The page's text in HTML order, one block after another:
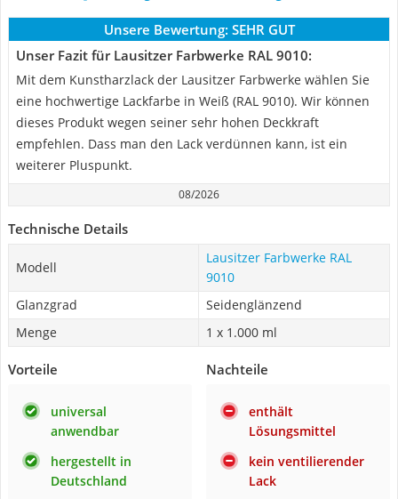
Unsere Bewertung: SEHR GUT
Unser Fazit für Lausitzer Farbwerke RAL 9010:
Mit dem Kunstharzlack der Lausitzer Farbwerke wählen Sie
eine hochwertige Lackfarbe in Weiß (RAL 9010). Wir können
dieses Produkt wegen seiner sehr hohen Deckkraft
empfehlen. Dass man den Lack verdünnen kann, ist ein
weiterer Pluspunkt.
08/2026
Technische Details
Modell
Lausitzer Farbwerke RAL
9010
Glanzgrad
Seidenglänzend
Menge
1 x 1.000 ml
Vorteile
universal
anwendbar
hergestellt in
Deutschland
Nachteile
enthält
Lösungsmittel
kein ventilierender
Lack